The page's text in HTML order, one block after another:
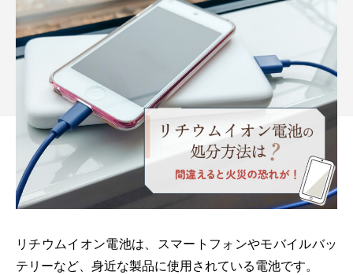
リチウムイオン電池は、スマートフォンやモバイルバッ
テリーなど、身近な製品に使用されている電池です。